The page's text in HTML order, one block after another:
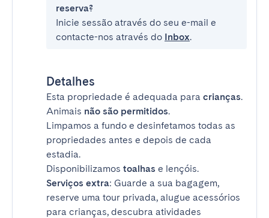
reserva?
Inicie sessão através do seu e-mail e
contacte-nos através do Inbox.
Detalhes
Esta propriedade é adequada para crianças.
Animais não são permitidos.
Limpamos a fundo e desinfetamos todas as
propriedades antes e depois de cada
estadia.
Disponibilizamos toalhas e lençóis.
Serviços extra: Guarde a sua bagagem,
reserve uma tour privada, alugue acessórios
para crianças, descubra atividades